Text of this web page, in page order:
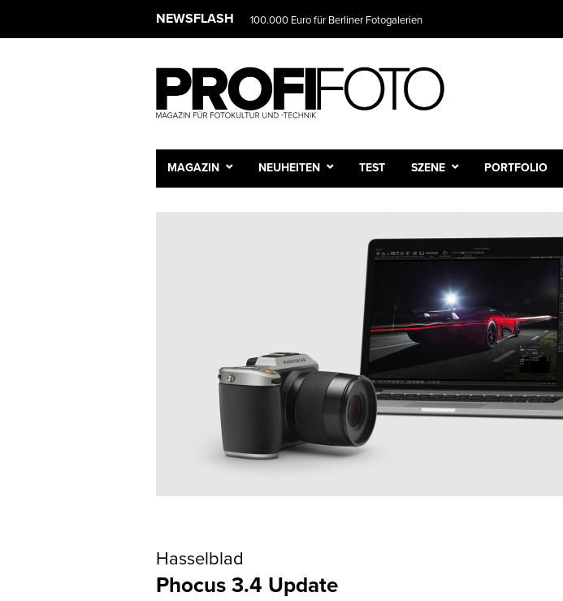
NEWSFLASH 100.000 Euro für Berliner Fotogalerien
MAGAZIN NEUHEITEN TEST SZENE PORTFOLIO
Hasselblad
Phocus 3.4 Update